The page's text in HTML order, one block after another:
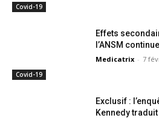
Covid-19
Covid-19
Effets
l’ANSM
Medicatrix - 7
Exclusif :
Kennedy